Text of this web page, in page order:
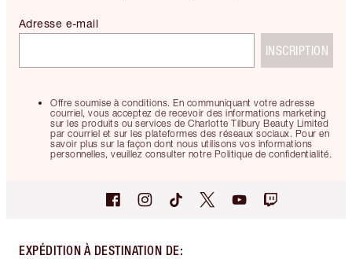
Offre soumise à conditions. En communiquant votre adresse
courriel, vous acceptez de recevoir des informations marketing
sur les produits ou services de Charlotte Tilbury Beauty Limited
par courriel et sur les plateformes des réseaux sociaux. Pour en
savoir plus sur la façon dont nous utilisons vos informations
personnelles, veuillez consulter notre Politique de confidentialité.
Adresse e-mail
INSCRIPTION
EXPÉDITION À DESTINATION DE: